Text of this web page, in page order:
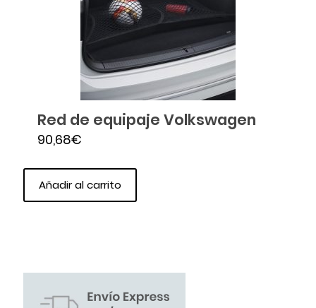
Red de equipaje Volkswagen
90,68€
Añadir al carrito